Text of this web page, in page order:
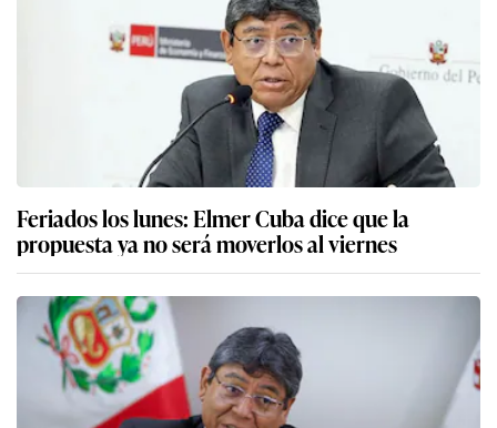
Feriados los lunes: Elmer Cuba dice que la
propuesta ya no será moverlos al viernes